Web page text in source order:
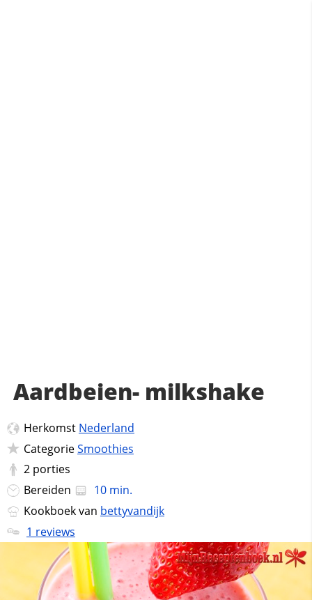
Aardbeien- milkshake
Herkomst Nederland
CategorieSmoothies
2 porties
Bereiden
10 min.
Kookboek van bettyvandijk
1 reviews